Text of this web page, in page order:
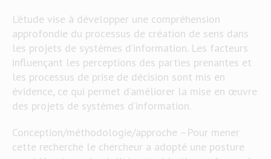
L’étude vise à développer une compréhension
approfondie du processus de création de sens dans
les projets de systèmes d’information. Les facteurs
influençant les perceptions des parties prenantes et
les processus de prise de décision sont mis en
évidence, ce qui permet d’améliorer la mise en œuvre
des projets de systèmes d’information.
Conception/méthodologie/approche –Pour mener
cette recherche le chercheur a adopté une posture